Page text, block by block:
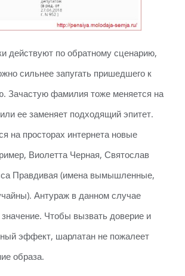
действуют по обратному сценарию,
сильнее запугать пришедшего к
Зачастую фамилия тоже меняется на
ее заменяет подходящий эпитет.
на просторах интернета новые
Виолетта Черная, Святослав
Правдивая (имена вымышленные,
Антураж в данном случае
Чтобы вызвать доверие и
эффект, шарлатан не пожалеет
образа.